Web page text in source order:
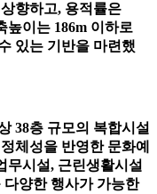
향하고, 용적률은
높이는 186m 이하로
있는 기반을 마련했
38층 규모의 복합시설
체성을 반영한 문화예
무시설, 근린생활시설
다양한 행사가 가능한